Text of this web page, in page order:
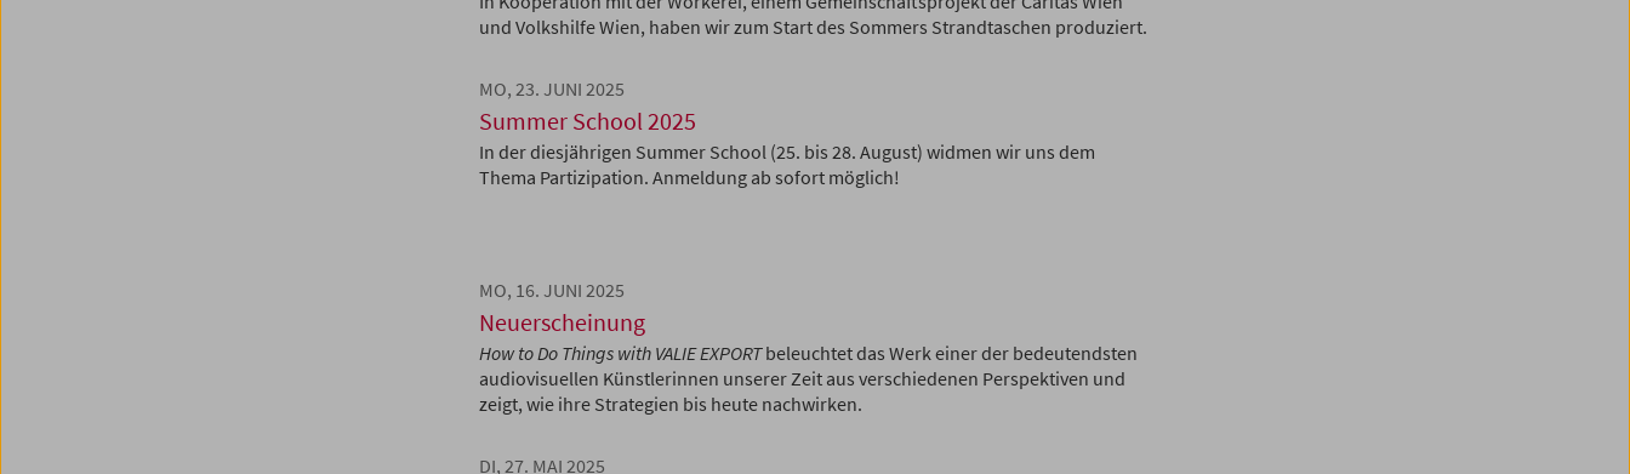
und Volkshilfe Wien, haben wir zum Start des Sommers Strandtaschen produziert.
MO, 23. JUNI 2025
Summer School 2025
In der diesjährigen Summer School (25. bis 28. August) widmen wir uns dem
Thema Partizipation. Anmeldung ab sofort möglich!
MO, 16. JUNI 2025
Neuerscheinung
How to Do Things with VALIE EXPORTbeleuchtet das Werk einer der bedeutendsten
audiovisuellen Künstlerinnen unserer Zeit aus verschiedenen Perspektiven und
zeigt, wie ihre Strategien bis heute nachwirken.
DI, 27. MAI 2025